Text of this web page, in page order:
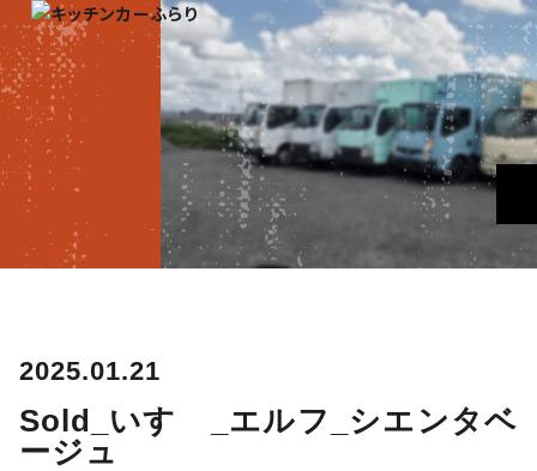
2025.01.21
Sold_いすゞ_エルフ_シエンタベ
ージュ